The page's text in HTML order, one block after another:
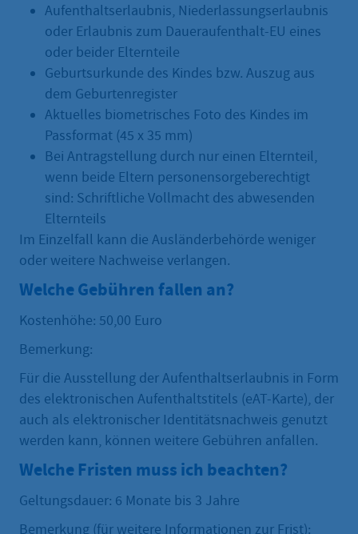
Aufenthaltserlaubnis, Niederlassungserlaubnis
oder Erlaubnis zum Daueraufenthalt-EU eines
oder beider Elternteile
Geburtsurkunde des Kindes bzw. Auszug aus
dem Geburtenregister
Aktuelles biometrisches Foto des Kindes im
Passformat (45 x 35 mm)
Bei Antragstellung durch nur einen Elternteil,
wenn beide Eltern personensorgeberechtigt
sind: Schriftliche Vollmacht des abwesenden
Elternteils
Im Einzelfall kann die Ausländerbehörde weniger
oder weitere Nachweise verlangen.
Welche Gebühren fallen an?
Kostenhöhe: 50,00 Euro
Bemerkung:
Für die Ausstellung der Aufenthaltserlaubnis in Form
des elektronischen Aufenthaltstitels (eAT-Karte), der
auch als elektronischer Identitätsnachweis genutzt
werden kann, können weitere Gebühren anfallen.
Welche Fristen muss ich beachten?
Geltungsdauer: 6 Monate bis 3 Jahre
Bemerkung (für weitere Informationen zur Frist):